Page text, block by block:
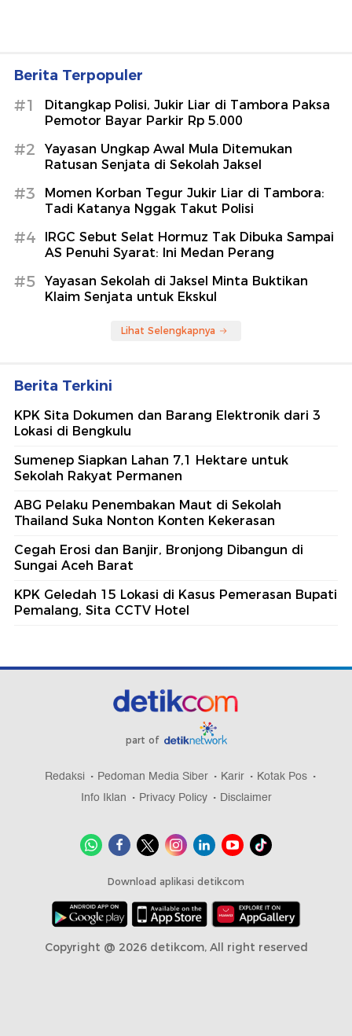
Berita Terpopuler
#1
Ditangkap Polisi, Jukir Liar di Tambora Paksa
Pemotor Bayar Parkir Rp 5.000
#2
Yayasan Ungkap Awal Mula Ditemukan
Ratusan Senjata di Sekolah Jaksel
#3
Momen Korban Tegur Jukir Liar di Tambora:
Tadi Katanya Nggak Takut Polisi
#4
IRGC Sebut Selat Hormuz Tak Dibuka Sampai
AS Penuhi Syarat: Ini Medan Perang
#5
Yayasan Sekolah di Jaksel Minta Buktikan
Klaim Senjata untuk Ekskul
Lihat Selengkapnya
Berita Terkini
KPK Sita Dokumen dan Barang Elektronik dari 3
Lokasi di Bengkulu
Sumenep Siapkan Lahan 7,1 Hektare untuk
Sekolah Rakyat Permanen
ABG Pelaku Penembakan Maut di Sekolah
Thailand Suka Nonton Konten Kekerasan
Cegah Erosi dan Banjir, Bronjong Dibangun di
Sungai Aceh Barat
KPK Geledah 15 Lokasi di Kasus Pemerasan Bupati
Pemalang, Sita CCTV Hotel
part of
Redaksi Pedoman Media Siber Karir
Kotak Pos
Info Iklan
Privacy Policy Disclaimer
Download aplikasi detikcom
Copyright @ 2026 detikcom, All right reserved